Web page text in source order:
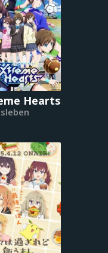
Hearts